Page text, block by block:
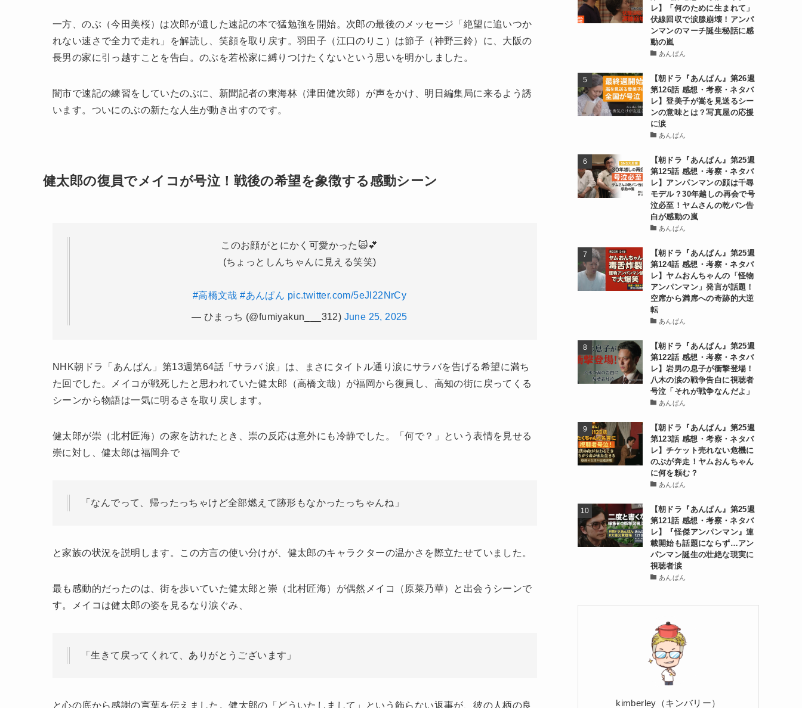
一方、のぶ（今田美桜）は次郎が遺した速記の本で猛勉強を開始。次郎の最後のメッセージ「絶望に追いつか
れない速さで全力で走れ」を解読し、笑顔を取り戻す。羽田子（江口のりこ）は節子（神野三鈴）に、大阪の
長男の家に引っ越すことを告白。のぶを若松家に縛りつけたくないという思いを明かしました。
闇市で速記の練習をしていたのぶに、新聞記者の東海林（津田健次郎）が声をかけ、明日編集局に来るよう誘
います。ついにのぶの新たな人生が動き出すのです。
健太郎の復員でメイコが号泣！戦後の希望を象徴する感動シーン
このお顔がとにかく可愛かった🙀💕
(ちょっとしんちゃんに見える笑笑)
#高橋文哉 #あんぱん pic.twitter.com/5eJl22NrCy
— ひまっち (@fumiyakun___312) June 25, 2025
NHK朝ドラ「あんぱん」第13週第64話「サラバ 涙」は、まさにタイトル通り涙にサラバを告げる希望に満ち
た回でした。メイコが戦死したと思われていた健太郎（高橋文哉）が福岡から復員し、高知の街に戻ってくる
シーンから物語は一気に明るさを取り戻します。
健太郎が崇（北村匠海）の家を訪れたとき、崇の反応は意外にも冷静でした。「何で？」という表情を見せる
崇に対し、健太郎は福岡弁で
「なんでって、帰ったっちゃけど全部燃えて跡形もなかったっちゃんね」
と家族の状況を説明します。この方言の使い分けが、健太郎のキャラクターの温かさを際立たせていました。
最も感動的だったのは、街を歩いていた健太郎と崇（北村匠海）が偶然メイコ（原菜乃華）と出会うシーンで
す。メイコは健太郎の姿を見るなり涙ぐみ、
「生きて戻ってくれて、ありがとうございます」
と心の底から感謝の言葉を伝えました。健太郎の「どういたしまして」という飾らない返事が、彼の人柄の良
レ】「何のために生まれて」
伏線回収で涙腺崩壊！アンパ
ンマンのマーチ誕生秘話に感
動の嵐
あんぱん
【朝ドラ『あんぱん』第26週
第126話 感想・考察・ネタバ
レ】登美子が嵩を見送るシー
ンの意味とは？写真屋の応援
に涙
あんぱん
【朝ドラ『あんぱん』第25週
第125話 感想・考察・ネタバ
レ】アンパンマンの顔は千尋
モデル？30年越しの再会で号
泣必至！ヤムさんの乾パン告
白が感動の嵐
あんぱん
【朝ドラ『あんぱん』第25週
第124話 感想・考察・ネタバ
レ】ヤムおんちゃんの「怪物
アンパンマン」発言が話題！
空席から満席への奇跡的大逆
転
あんぱん
【朝ドラ『あんぱん』第25週
第122話 感想・考察・ネタバ
レ】岩男の息子が衝撃登場！
八木の涙の戦争告白に視聴者
号泣「それが戦争なんだよ」
あんぱん
【朝ドラ『あんぱん』第25週
第123話 感想・考察・ネタバ
レ】チケット売れない危機に
のぶが奔走！ヤムおんちゃん
に何を頼む？
あんぱん
【朝ドラ『あんぱん』第25週
第121話 感想・考察・ネタバ
レ】『怪傑アンパンマン』連
載開始も話題にならず…アン
パンマン誕生の壮絶な現実に
視聴者涙
あんぱん
kimberley（キンバリー）